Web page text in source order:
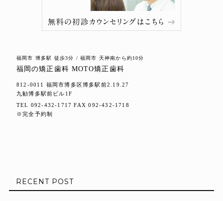
福岡市 博多駅 徒歩3分 / 福岡市 天神南から約10分
福岡の矯正歯科 MOTO矯正歯科
812-0011 福岡市博多区博多駅前2.19.27
九勧博多駅前ビル1F
TEL 092-432-1717 FAX 092-432-1718
※完全予約制
RECENT POST